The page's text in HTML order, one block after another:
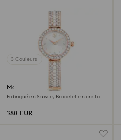
3 Couleurs
Montre bracelet-jonc Matrix
pearl
Fabriqué en Suisse, Bracelet en cristal,
380 EUR